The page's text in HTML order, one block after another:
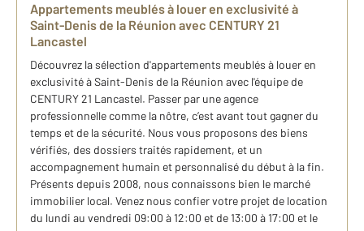
​Appartements meublés à louer en exclusivité à
Saint-Denis de la Réunion avec CENTURY 21
Lancastel
​Découvrez la sélection d'appartements meublés à louer en
exclusivité à Saint-Denis de la Réunion avec l'équipe de
CENTURY 21 Lancastel. Passer par une agence
professionnelle comme la nôtre, c’est avant tout gagner du
temps et de la sécurité. Nous vous proposons des biens
vérifiés, des dossiers traités rapidement, et un
accompagnement humain et personnalisé du début à la fin.
Présents depuis 2008, nous connaissons bien le marché
immobilier local. Venez nous confier votre projet de location
du lundi au vendredi 09:00 à 12:00 et de 13:00 à 17:00 et le